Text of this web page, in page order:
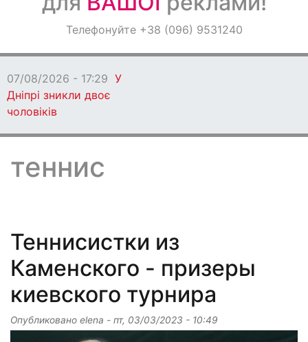
ОголошенняТелефонуйте +38 (096) 9531240
07/08/2026 - 17:29 У
Дніпрі зникли двоє
чоловіків
теннис
Теннисистки из
Каменского - призеры
киевского турнира
Опубликовано elena - пт, 03/03/2023 - 10:49